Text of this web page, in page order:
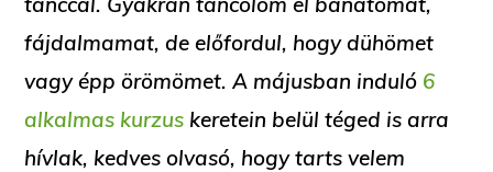
fájdalmamat, de előfordul, hogy dühömet
vagy épp örömömet. A májusban induló 6
alkalmas kurzus keretein belül téged is arra
hívlak, kedves olvasó, hogy tarts velem